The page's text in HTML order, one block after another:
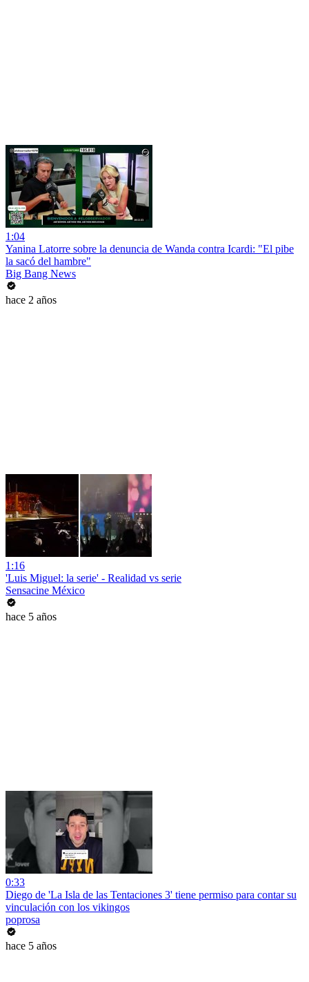
1:04
Yanina Latorre sobre la denuncia de Wanda contra Icardi: "El pibe
la sacó del hambre"
Big Bang News
hace 2 años
1:16
'Luis Miguel: la serie' - Realidad vs serie
Sensacine México
hace 5 años
0:33
Diego de 'La Isla de las Tentaciones 3' tiene permiso para contar su
vinculación con los vikingos
poprosa
hace 5 años